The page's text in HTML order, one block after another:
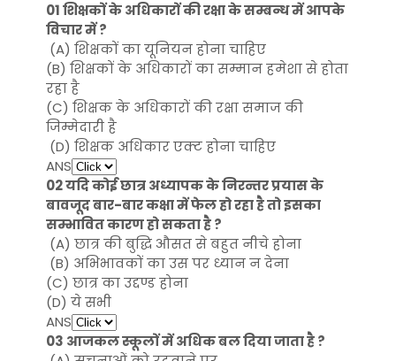
01 शिक्षकों के अधिकारों की रक्षा के सम्बन्ध में आपके
विचार में ?
(A) शिक्षकों का यूनियन होना चाहिए
(B) शिक्षकों के अधिकारों का सम्मान हमेशा से होता
रहा है
(C) शिक्षक के अधिकारों की रक्षा समाज की
जिम्मेदारी है
(D) शिक्षक अधिकार एक्ट होना चाहिए
ANS
02 यदि कोई छात्र अध्यापक के निरन्तर प्रयास के
बावजूद बार-बार कक्षा में फेल हो रहा है तो इसका
सम्भावित कारण हो सकता है ?
(A) छात्र की बुद्धि औसत से बहुत नीचे होना
(B) अभिभावकों का उस पर ध्यान न देना
(C) छात्र का उद्दण्ड होना
(D) ये सभी
ANS
03 आजकल स्कूलों में अधिक बल दिया जाता है ?